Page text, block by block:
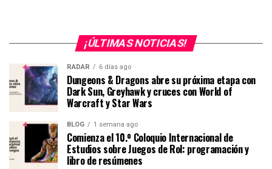
¡ÚLTIMAS NOTICIAS!
RADAR 6 días ago
Dungeons & Dragons abre su próxima etapa con
Dark Sun, Greyhawk y cruces con World of
Warcraft y Star Wars
BLOG 1 semana ago
Comienza el 10.º Coloquio Internacional de
Estudios sobre Juegos de Rol: programación y
libro de resúmenes